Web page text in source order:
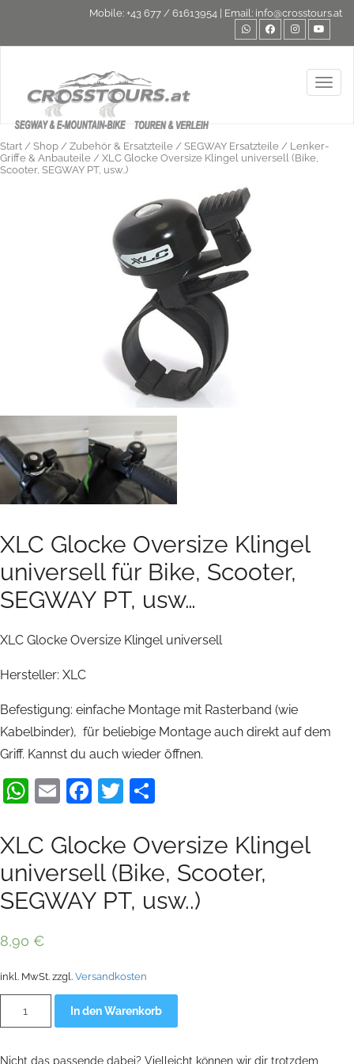
Mobile: +43 677 / 61613954 | Email: info@crosstours.at
Start / Shop / Zubehör & Ersatzteile / SEGWAY Ersatzteile / Lenker-
Griffe & Anbauteile / XLC Glocke Oversize Klingel universell (Bike,
Scooter, SEGWAY PT, usw..)
XLC Glocke Oversize Klingel
universell für Bike, Scooter,
SEGWAY PT, usw…
XLC Glocke Oversize Klingel universell
Hersteller: XLC
Befestigung: einfache Montage mit Rasterband (wie
Kabelbinder), für beliebige Montage auch direkt auf dem
Griff. Kannst du auch wieder öffnen.
WhatsApp
EmailFacebook
Twitter
XLC Glocke Oversize Klingel
universell (Bike, Scooter,
SEGWAY PT, usw..)
8,90 €
inkl. MwSt. zzgl. Versandkosten
Glocke
Oversize
In den Warenkorb
Nicht das passende dabei? Vielleicht können wir dir trotzdem